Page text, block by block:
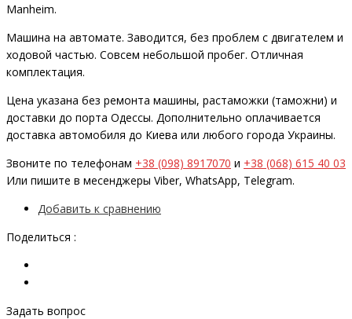
Manheim.
Машина на автомате. Заводится, без проблем с двигателем и
ходовой частью. Совсем небольшой пробег. Отличная
комплектация.
Цена указана без ремонта машины, растаможки (таможни) и
доставки до порта Одессы. Дополнительно оплачивается
доставка автомобиля до Киева или любого города Украины.
Звоните по телефонам +38 (098) 8917070 и +38 (068) 615 40 03
Или пишите в месенджеры Viber, WhatsApp, Telegram.
Добавить к сравнению
Поделиться :
Задать вопрос